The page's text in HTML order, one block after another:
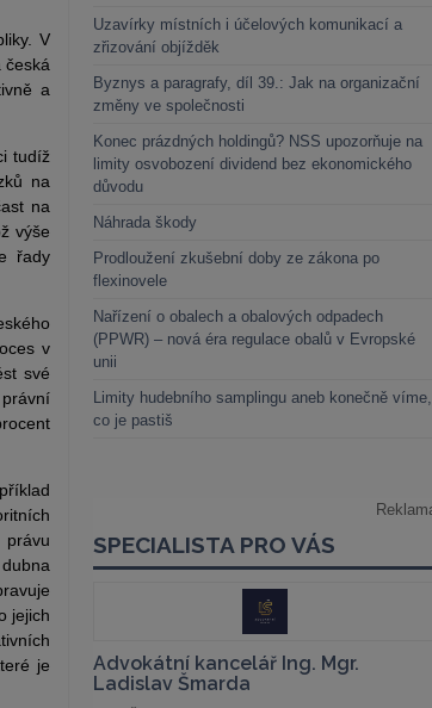
V
česká
a
tudíž
na
na
výše
řady
v
své
jejich
je
Uzavírky místních i účelových komunikací a
zřizování objížděk
Byznys a paragrafy, díl 39.: Jak na organizační
změny ve společnosti
Konec prázdných holdingů? NSS upozorňuje na
limity osvobození dividend bez ekonomického
důvodu
Náhrada škody
Prodloužení zkušební doby ze zákona po
flexinovele
Nařízení o obalech a obalových odpadech
(PPWR) – nová éra regulace obalů v Evropské
unii
Limity hudebního samplingu aneb konečně víme,
co je pastiš